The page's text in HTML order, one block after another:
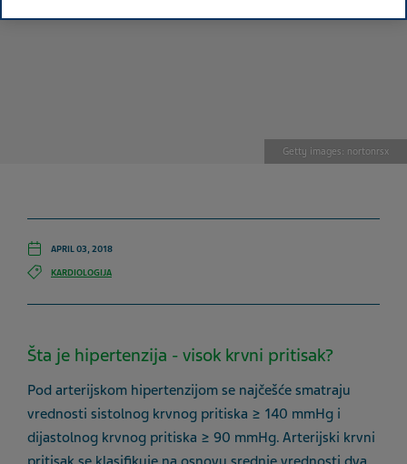
Getty images: nortonrsx
APRIL 03, 2018
KARDIOLOGIJA
Šta je hipertenzija - visok krvni pritisak?
Pod arterijskom hipertenzijom se najčešće smatraju
vrednosti sistolnog krvnog pritiska ≥ 140 mmHg i
dijastolnog krvnog pritiska ≥ 90 mmHg. Arterijski krvni